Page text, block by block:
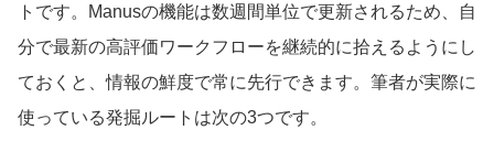
トです。Manusの機能は数週間単位で更新されるため、自
分で最新の高評価ワークフローを継続的に拾えるようにし
ておくと、情報の鮮度で常に先行できます。筆者が実際に
使っている発掘ルートは次の3つです。